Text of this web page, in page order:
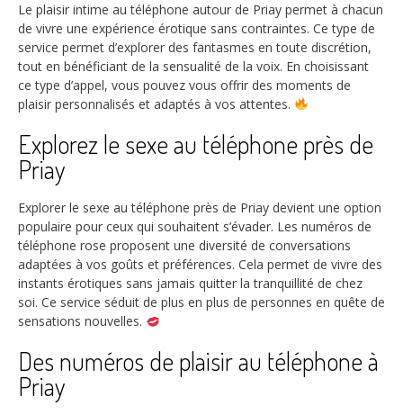
Le plaisir intime au téléphone autour de Priay permet à chacun
de vivre une expérience érotique sans contraintes. Ce type de
service permet d’explorer des fantasmes en toute discrétion,
tout en bénéficiant de la sensualité de la voix. En choisissant
ce type d’appel, vous pouvez vous offrir des moments de
plaisir personnalisés et adaptés à vos attentes.
Explorez le sexe au téléphone près de
Priay
Explorer le sexe au téléphone près de Priay devient une option
populaire pour ceux qui souhaitent s’évader. Les numéros de
téléphone rose proposent une diversité de conversations
adaptées à vos goûts et préférences. Cela permet de vivre des
instants érotiques sans jamais quitter la tranquillité de chez
soi. Ce service séduit de plus en plus de personnes en quête de
sensations nouvelles.
Des numéros de plaisir au téléphone à
Priay